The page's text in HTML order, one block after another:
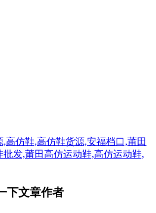
高仿鞋,高仿鞋货源,安福档口,莆田
发,莆田高仿运动鞋,高仿运动鞋,
下文章作者